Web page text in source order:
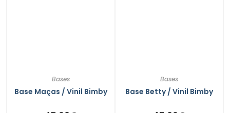
Bases
Base Maças / Vinil Bimby
Bases
Base Betty / Vinil Bimby